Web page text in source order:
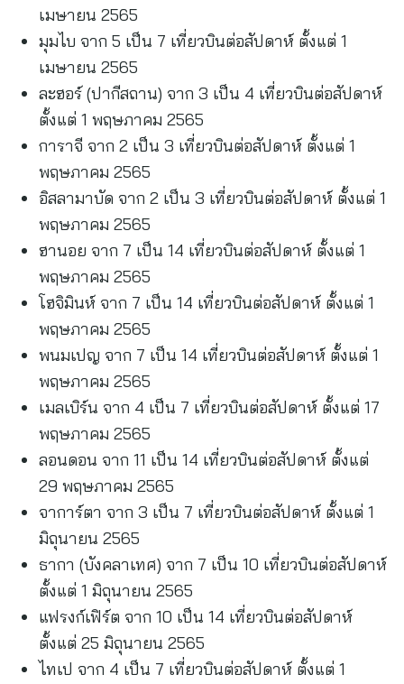
เมษายน 2565
มุมไบ จาก 5 เป็น 7 เที่ยวบินต่อสัปดาห์ ตั้งแต่ 1
เมษายน 2565
ละฮอร์ (ปากีสถาน) จาก 3 เป็น 4 เที่ยวบินต่อสัปดาห์
ตั้งแต่ 1 พฤษภาคม 2565
การาจี จาก 2 เป็น 3 เที่ยวบินต่อสัปดาห์ ตั้งแต่ 1
พฤษภาคม 2565
อิสลามาบัด จาก 2 เป็น 3 เที่ยวบินต่อสัปดาห์ ตั้งแต่ 1
พฤษภาคม 2565
ฮานอย จาก 7 เป็น 14 เที่ยวบินต่อสัปดาห์ ตั้งแต่ 1
พฤษภาคม 2565
โฮจิมินห์ จาก 7 เป็น 14 เที่ยวบินต่อสัปดาห์ ตั้งแต่ 1
พฤษภาคม 2565
พนมเปญ จาก 7 เป็น 14 เที่ยวบินต่อสัปดาห์ ตั้งแต่ 1
พฤษภาคม 2565
เมลเบิร์น จาก 4 เป็น 7 เที่ยวบินต่อสัปดาห์ ตั้งแต่ 17
พฤษภาคม 2565
ลอนดอน จาก 11 เป็น 14 เที่ยวบินต่อสัปดาห์ ตั้งแต่
29 พฤษภาคม 2565
จาการ์ตา จาก 3 เป็น 7 เที่ยวบินต่อสัปดาห์ ตั้งแต่ 1
มิถุนายน 2565
ธากา (บังคลาเทศ) จาก 7 เป็น 10 เที่ยวบินต่อสัปดาห์
ตั้งแต่ 1 มิถุนายน 2565
แฟรงก์เฟิร์ต จาก 10 เป็น 14 เที่ยวบินต่อสัปดาห์
ตั้งแต่ 25 มิถุนายน 2565
ไทเป จาก 4 เป็น 7 เที่ยวบินต่อสัปดาห์ ตั้งแต่ 1